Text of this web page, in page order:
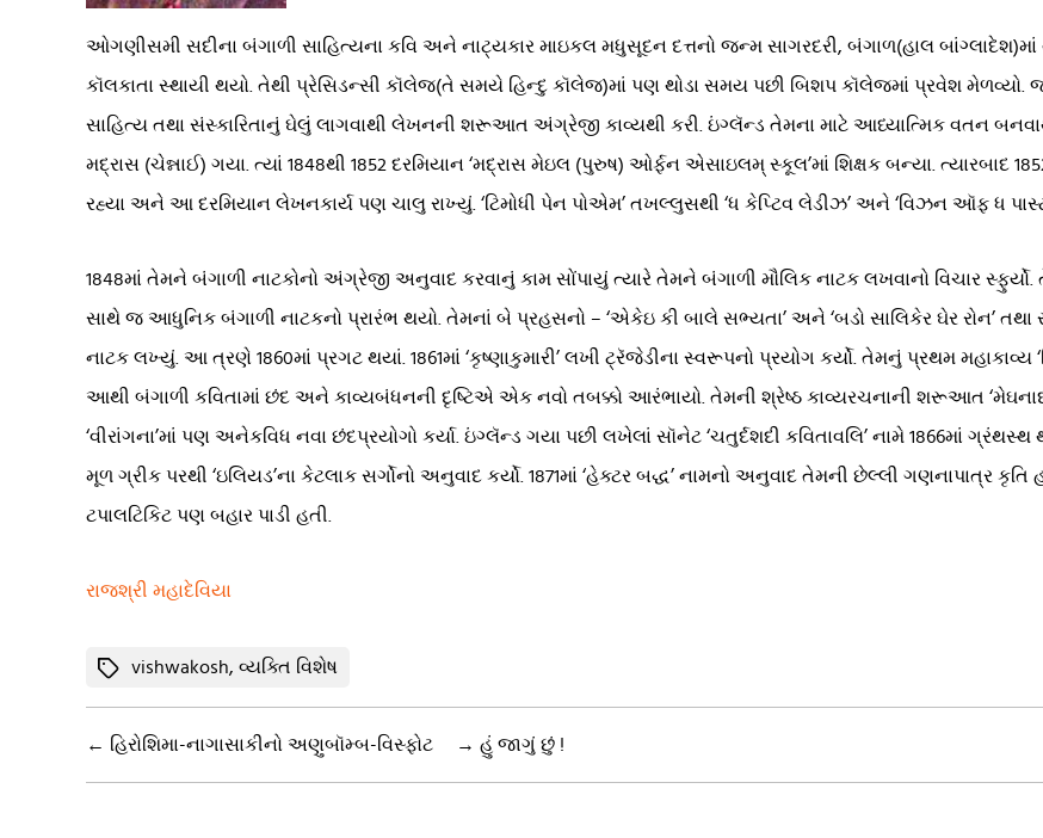
ઓગણીસમી સદીના બંગાળી સાહિત્યના કવિ અને નાટ્યકાર માઇકલ મધુસૂદન દત્તનો જન્મ સાગરદરી, બંગાળ(હાલ બાંગ્લાદેશ)માં
કૉલકાતા સ્થાયી થયો. તેથી પ્રેસિડન્સી કૉલેજ(તે સમયે હિન્દુ કૉલેજ)માં પણ થોડા સમય પછી બિશપ કૉલેજમાં પ્રવેશ
સાહિત્ય તથા સંસ્કારિતાનું ઘેલું લાગવાથી લેખનની શરૂઆત અંગ્રેજી કાવ્યથી કરી. ઇંગ્લૅન્ડ તેમના માટે આધ્યાત્મિક વતન
મદ્રાસ (ચેન્નાઈ) ગયા. ત્યાં 1848થી 1852 દરમિયાન ‘મદ્રાસ મેઇલ (પુરુષ) ઓર્ફન એસાઇલમ્ સ્કૂલ’માં શિક્ષક બન્યા. ત્યારબાદ
રહ્યા અને આ દરમિયાન લેખનકાર્ય પણ ચાલુ રાખ્યું. ‘ટિમોધી પેન પોએમ’ તખલ્લુસથી ‘ધ કેપ્ટિવ લેડીઝ’ અને ‘વિઝન ઑફ ધ
1848માં તેમને બંગાળી નાટકોનો અંગ્રેજી અનુવાદ કરવાનું કામ સોંપાયું ત્યારે તેમને બંગાળી મૌલિક નાટક લખવાનો વિચાર
સાથે જ આધુનિક બંગાળી નાટકનો પ્રારંભ થયો. તેમનાં બે પ્રહસનો – ‘એકેઇ કી બાલે સભ્યતા’ અને ‘બડો સાલિકેર ઘેર રોન’ તથા
નાટક લખ્યું. આ ત્રણે 1860માં પ્રગટ થયાં. 1861માં ‘કૃષ્ણાકુમારી’ લખી ટ્રૅજેડીના સ્વરૂપનો પ્રયોગ કર્યો. તેમનું પ્રથમ મહાકાવ્ય
આથી બંગાળી કવિતામાં છંદ અને કાવ્યબંધનની દૃષ્ટિએ એક નવો તબક્કો આરંભાયો. તેમની શ્રેષ્ઠ કાવ્યરચનાની શરૂઆત
‘વીરાંગના’માં પણ અનેકવિધ નવા છંદપ્રયોગો કર્યા. ઇંગ્લૅન્ડ ગયા પછી લખેલાં સૉનેટ ‘ચતુર્દશદી કવિતાવલિ’ નામે 1866માં
મૂળ ગ્રીક પરથી ‘ઇલિયડ’ના કેટલાક સર્ગોનો અનુવાદ કર્યો. 1871માં ‘હેક્ટર બદ્ધ’ નામનો અનુવાદ તેમની છેલ્લી ગણનાપાત્ર કૃતિ
ટપાલટિકિટ પણ બહાર પાડી હતી.
રાજશ્રી મહાદેવિયા
Tagsvishwakosh, વ્યક્તિ વિશેષ
← હિરોશિમા-નાગાસાકીનો અણુબૉમ્બ-વિસ્ફોટ → હું જાગું છું !